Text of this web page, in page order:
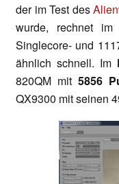
der im Test des
wurde, rechnet
Singlecore- und
ähnlich schnell. Im
820QM mit 5856
QX9300 mit seinen